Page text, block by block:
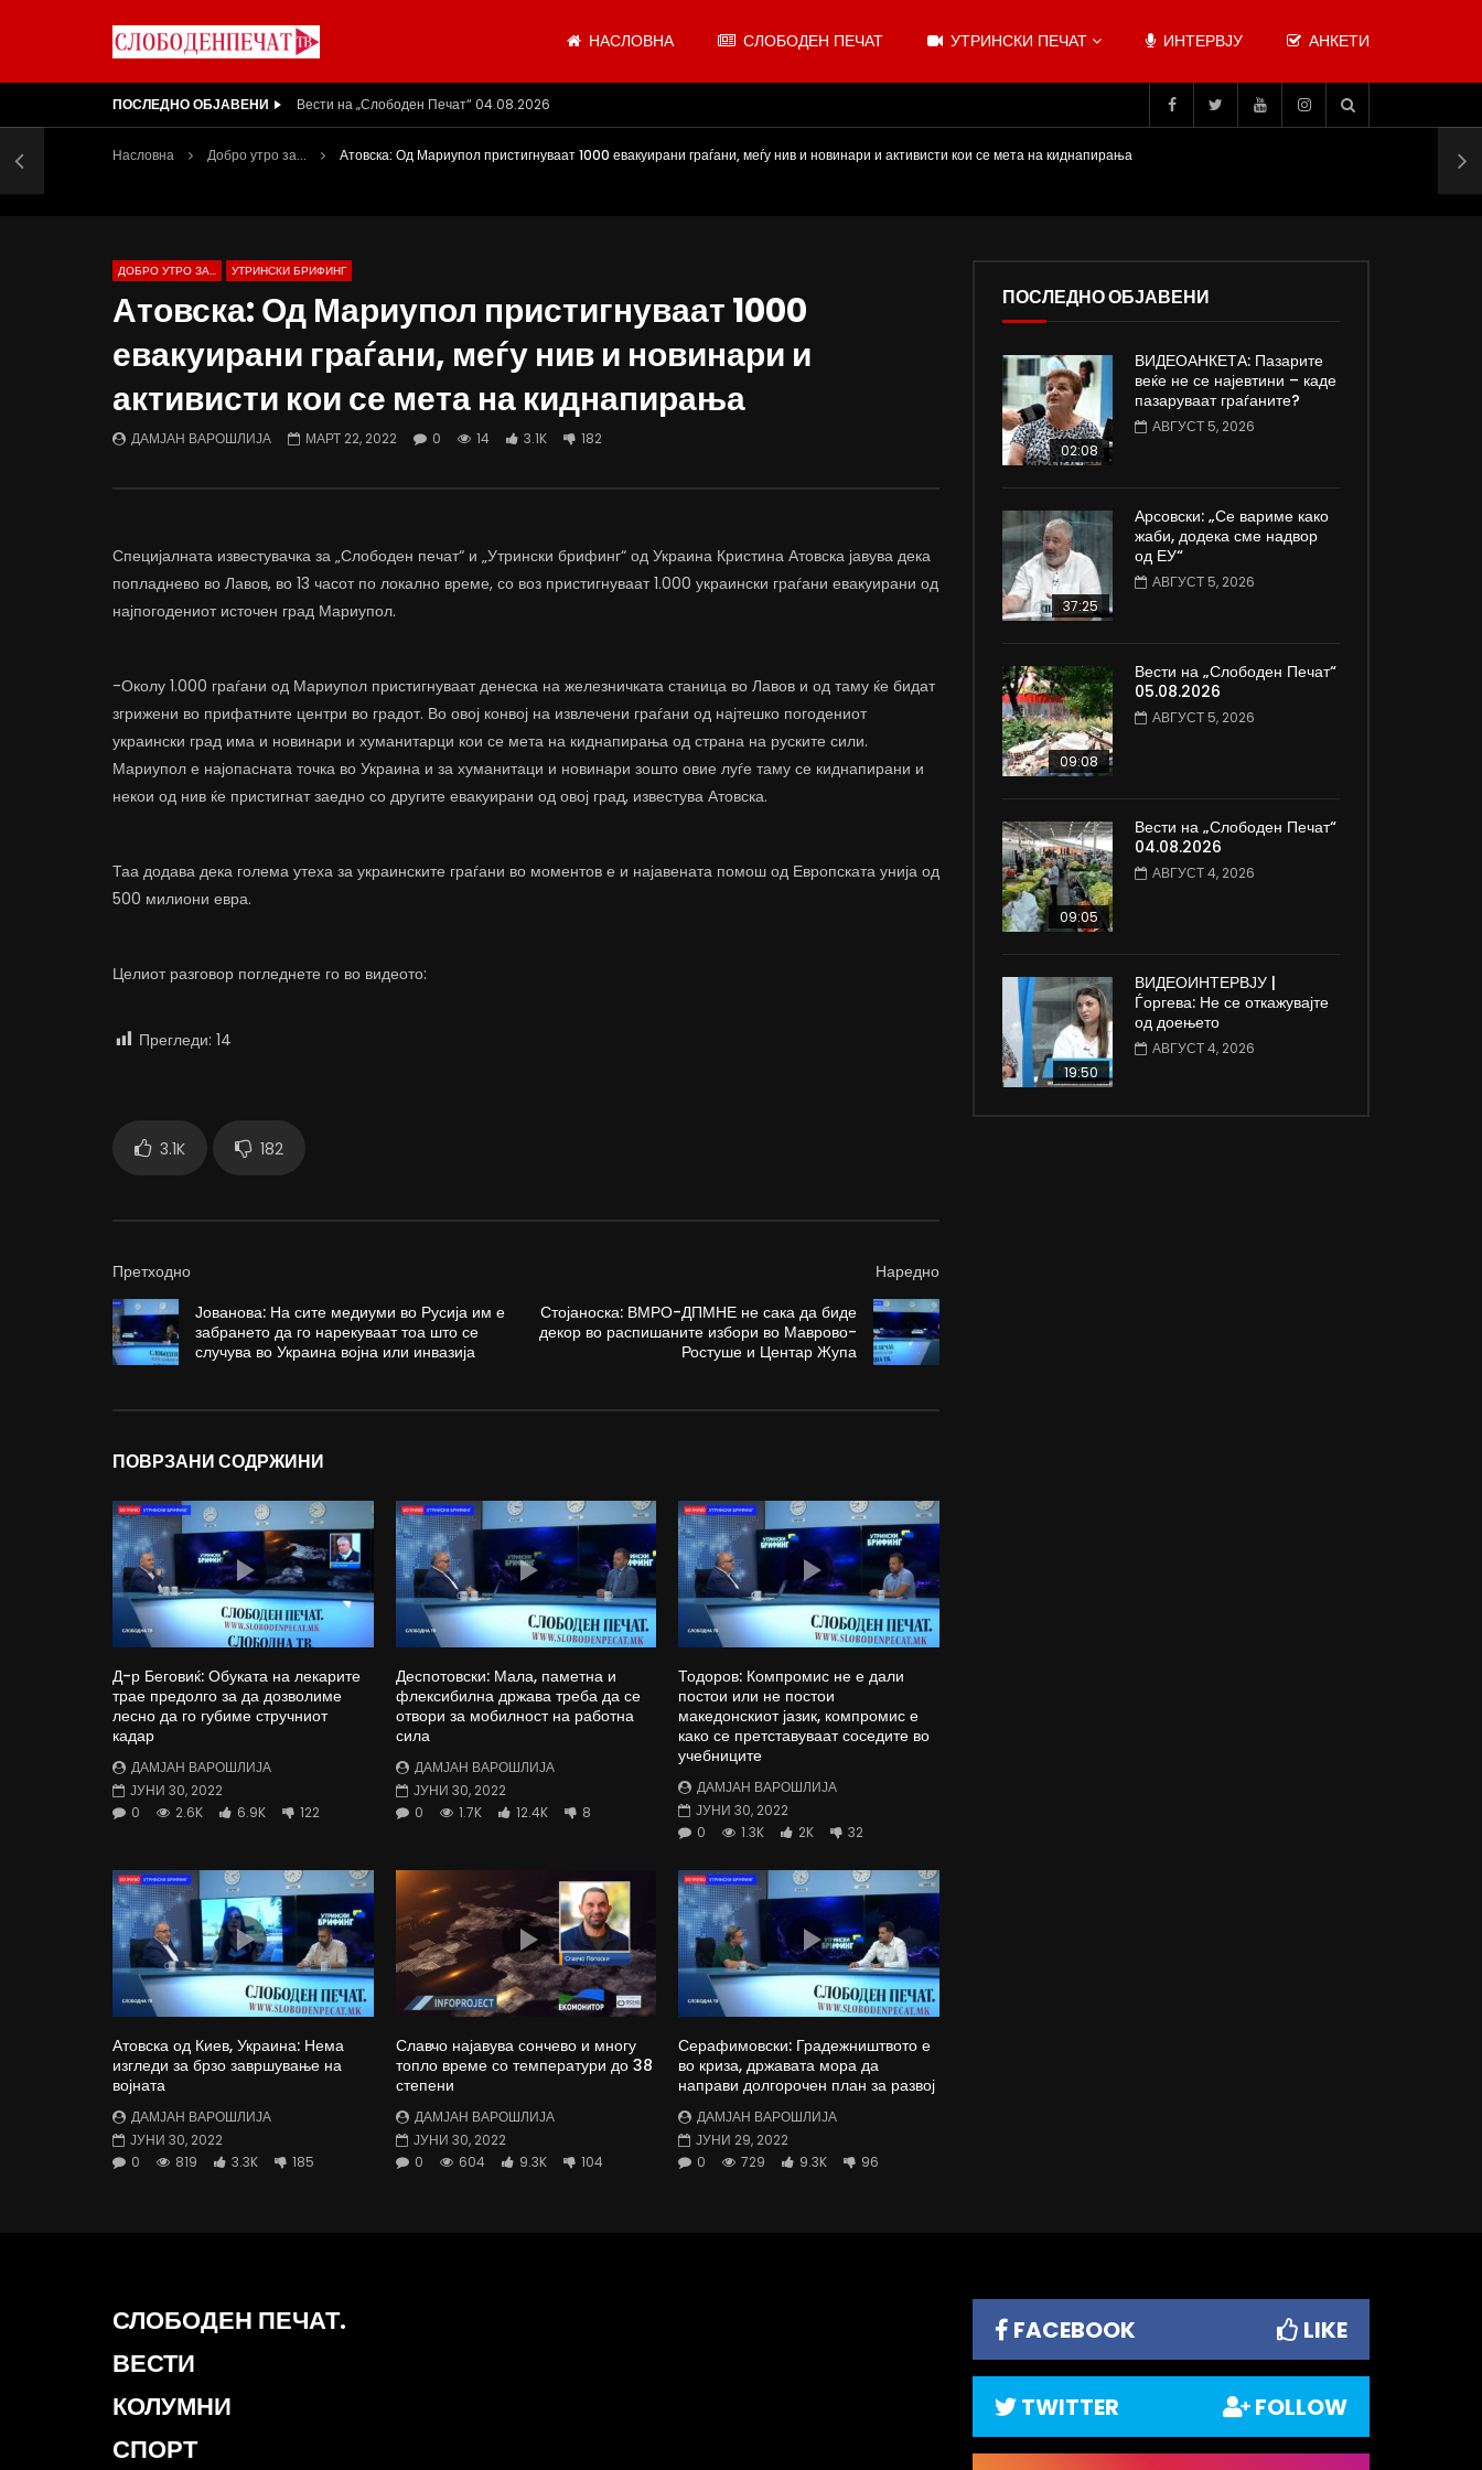
НАСЛОВНА СЛОБОДЕН ПЕЧАТ УТРИНСКИ ПЕЧАТ ИНТЕРВЈУ АНКЕТИ
ПОСЛЕДНО ОБЈАВЕНИ Вести на „Слободен Печат“ 04.08.2026
Насловна Добро утро за... Атовска: Од Мариупол пристигнуваат 1000 евакуирани граѓани, меѓу нив и новинари и активисти кои се мета на киднапирања
ДОБРО УТРО ЗА... УТРИНСКИ БРИФИНГ
Атовска: Од Мариупол пристигнуваат 1000
евакуирани граѓани, меѓу нив и новинари и
активисти кои се мета на киднапирања
ДАМЈАН ВАРОШЛИЈА МАРТ 22, 2022 0 14 3.1K 182
Специјалната известувачка за „Слободен печат“ и „Утрински брифинг“ од Украина Кристина Атовска јавува дека
попладнево во Лавов, во 13 часот по локално време, со воз пристигнуваат 1.000 украински граѓани евакуирани од
најпогодениот источен град Мариупол.
-Околу 1.000 граѓани од Мариупол пристигнуваат денеска на железничката станица во Лавов и од таму ќе бидат
згрижени во прифатните центри во градот. Во овој конвој на извлечени граѓани од најтешко погодениот
украински град има и новинари и хуманитарци кои се мета на киднапирања од страна на руските сили.
Мариупол е најопасната точка во Украина и за хуманитаци и новинари зошто овие луѓе таму се киднапирани и
некои од нив ќе пристигнат заедно со другите евакуирани од овој град, известува Атовска.
Таа додава дека голема утеха за украинските граѓани во моментов е и најавената помош од Европската унија од
500 милиони евра.
Целиот разговор погледнете го во видеото:
Прегледи: 14
3.1K 182
Претходно
Јованова: На сите медиуми во Русија им е
забрането да го нарекуваат тоа што се
случува во Украина војна или инвазија
Наредно
Стојаноска: ВМРО-ДПМНЕ не сака да биде
декор во распишаните избори во Маврово-
Ростуше и Центар Жупа
ПОВРЗАНИ СОДРЖИНИ
Д-р Беговиќ: Обуката на лекарите
трае предолго за да дозволиме
лесно да го губиме стручниот
кадар
ДАМЈАН ВАРОШЛИЈА
ЈУНИ 30, 2022
0
2.6K 6.9K 122
Деспотовски: Мала, паметна и
флексибилна држава треба да се
отвори за мобилност на работна
сила
ДАМЈАН ВАРОШЛИЈА
ЈУНИ 30, 2022
0
1.7K 12.4K 8
Тодоров: Компромис не е дали
постои или не постои
македонскиот јазик, компромис е
како се претставуваат соседите во
учебниците
ДАМЈАН ВАРОШЛИЈА
ЈУНИ 30, 2022
0
1.3K 2K 32
Атовска од Киев, Украина: Нема
изгледи за брзо завршување на
војната
ДАМЈАН ВАРОШЛИЈА
ЈУНИ 30, 2022
0
819 3.3K 185
Славчо најавува сончево и многу
топло време со температури до 38
степени
ДАМЈАН ВАРОШЛИЈА
ЈУНИ 30, 2022
0
604 9.3K 104
Серафимовски: Градежништвото е
во криза, државата мора да
направи долгорочен план за развој
ДАМЈАН ВАРОШЛИЈА
ЈУНИ 29, 2022
0
729 9.3K 96
ПОСЛЕДНО ОБЈАВЕНИ
02:08
ВИДЕОАНКЕТА: Пазарите
веќе не се најевтини – каде
пазаруваат граѓаните?
АВГУСТ 5, 2026
37:25
Арсовски: „Се вариме како
жаби, додека сме надвор
од ЕУ“
АВГУСТ 5, 2026
09:08
Вести на „Слободен Печат“
05.08.2026
АВГУСТ 5, 2026
09:05
Вести на „Слободен Печат“
04.08.2026
АВГУСТ 4, 2026
19:50
ВИДЕОИНТЕРВЈУ |
Ѓоргева: Не се откажувајте
од доењето
АВГУСТ 4, 2026
СЛОБОДЕН ПЕЧАТ.
ВЕСТИ
КОЛУМНИ
СПОРТ
FACEBOOK LIKE
TWITTER FOLLOW